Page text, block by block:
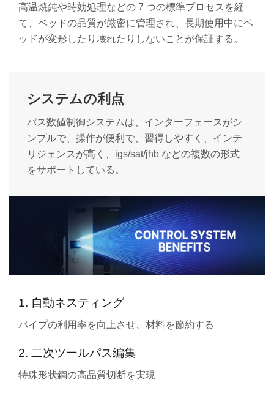
高温焼鈍や時効処理などの 7 つの標準プロセスを経
て、ベッドの品質が厳密に管理され、長期使用中にベ
ッドが変形したり壊れたりしないことが保証する。
システムの利点
バス数値制御システムは、インターフェースがシ
ンプルで、操作が便利で、習得しやすく、インテ
リジェンスが高く、igs/sat/jhb などの複数の形式
をサポートしている。
1. 自動ネスティング
パイプの利用率を向上させ、材料を節約する
2. 二次ツールパス編集
特殊形状鋼の高品質切断を実現